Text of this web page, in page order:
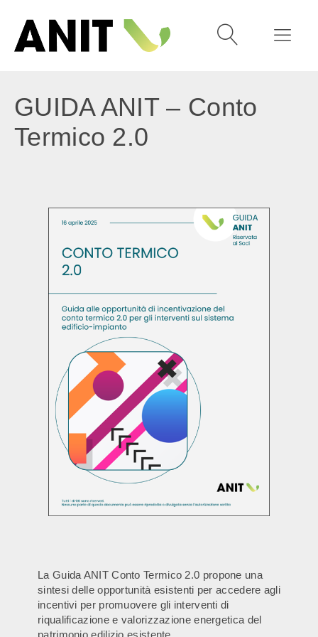
GUIDA ANIT – Conto
Termico 2.0
La Guida ANIT Conto Termico 2.0 propone una
sintesi delle opportunità esistenti per accedere agli
incentivi per promuovere gli interventi di
riqualificazione e valorizzazione energetica del